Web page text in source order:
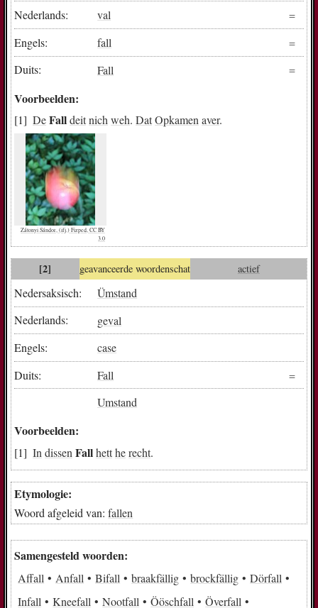
Nederlands:
val
Engels:
fall
Duits:
Fall
Voorbeelden:
DeFalldeitnich weh. DatOpkamen aver.
Zátonyi Sándor, (ifj.) Fizped, CC BY
3.0
[2] geavanceerde woordenschat actief
Nedersaksisch:
Ümstand
Nederlands:
geval
Engels:
case
Duits:
Fall
Umstand
Voorbeelden:
In dissen Fallhettherecht.
Etymologie:
Woord afgeleid van:fallen
Samengesteld woorden:
Affall Anfall Bifall braakfällig brockfällig
Dörfall
Infall
Kneefall Nootfall Ööschfall Överfall